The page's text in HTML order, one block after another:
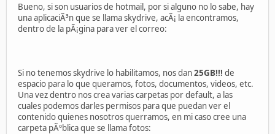
Bueno, si son usuarios de hotmail, por si alguno no lo sabe, hay
una aplicaciÃ³n que se llama skydrive, acÃ¡ la encontramos,
dentro de la pÃ¡gina para ver el correo:
Si no tenemos skydrive lo habilitamos, nos dan25GB!!! de
espacio para lo que queramos, fotos, documentos, videos, etc.
Una vez dentro nos crea varias carpetas por default, a las
cuales podemos darles permisos para que puedan ver el
contenido quienes nosotros querramos, en mi caso cree una
carpeta pÃºblica que se llama fotos: